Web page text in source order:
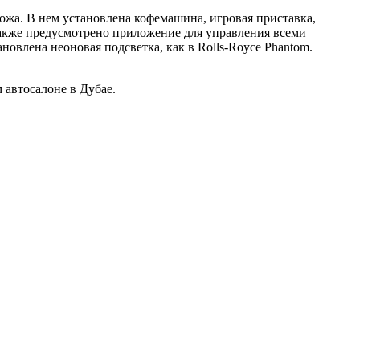
В нем установлена кофемашина, игровая приставка,
предусмотрено приложение для управления всеми
неоновая подсветка, как в Rolls-Royce Phantom.
в Дубае.